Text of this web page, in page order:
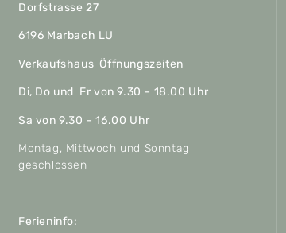
Dorfstrasse 27
6196 Marbach LU
Verkaufshaus Öffnungszeiten
Di, Do und Fr von 9.30 – 18.00 Uhr
Sa von 9.30 – 16.00 Uhr
Montag, Mittwoch und Sonntag
geschlossen
Ferieninfo: